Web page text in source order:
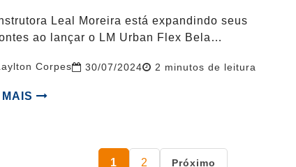
Leal Moreira está expandindo seus
ao lançar o LM Urban Flex Bela…
Corpes 30/07/2024Reading
2 minutos de leitura
Paginação
1 2 Próximo